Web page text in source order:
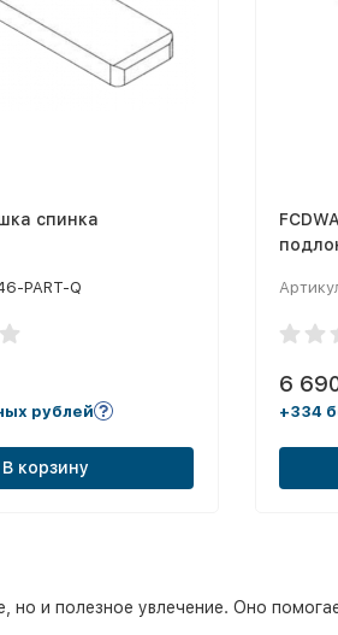
спинка
PART-Q
рублей
В корзину
6
+334
но и полезное увлечение. Оно